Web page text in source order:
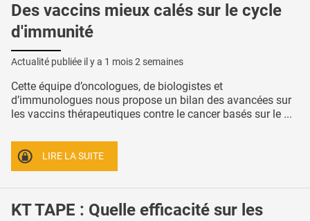
Des vaccins mieux calés sur le cycle
d'immunité
Actualité publiée il y a 1 mois 2 semaines
Cette équipe d’oncologues, de biologistes et
d’immunologues nous propose un bilan des avancées sur
les vaccins thérapeutiques contre le cancer basés sur le ...
LIRE LA SUITE
KT TAPE : Quelle efficacité sur les